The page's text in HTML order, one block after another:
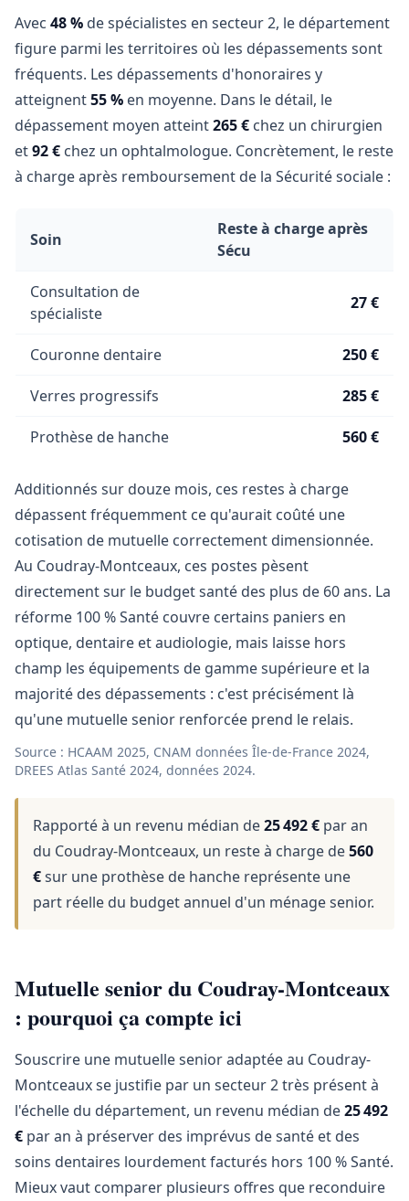
Avec 48 % de spécialistes en secteur 2, le département
figure parmi les territoires où les dépassements sont
fréquents. Les dépassements d'honoraires y
atteignent55 % en moyenne. Dans le détail, le
dépassement moyen atteint265 € chez un chirurgien
et92 € chez un ophtalmologue. Concrètement, le reste
à charge après remboursement de la Sécurité sociale :
Soin
Reste à charge après
Sécu
Consultation de
spécialiste
27 €
Couronne dentaire 250 €
Verres progressifs 285 €
Prothèse de hanche 560 €
Additionnés sur douze mois, ces restes à charge
dépassent fréquemment ce qu'aurait coûté une
cotisation de mutuelle correctement dimensionnée.
Au Coudray-Montceaux, ces postes pèsent
directement sur le budget santé des plus de 60 ans. La
réforme 100 % Santé couvre certains paniers en
optique, dentaire et audiologie, mais laisse hors
champ les équipements de gamme supérieure et la
majorité des dépassements : c'est précisément là
qu'une mutuelle senior renforcée prend le relais.
Source : HCAAM 2025, CNAM données Île-de-France 2024,
DREES Atlas Santé 2024, données 2024.
Rapporté à un revenu médian de25 492 € par an
du Coudray-Montceaux, un reste à charge de560
€sur une prothèse de hanche représente une
part réelle du budget annuel d'un ménage senior.
Mutuelle senior du Coudray-Montceaux
: pourquoi ça compte ici
Souscrire une mutuelle senior adaptée au Coudray-
Montceaux se justifie par un secteur 2 très présent à
l'échelle du département, un revenu médian de25 492
€ par an à préserver des imprévus de santé et des
soins dentaires lourdement facturés hors 100 % Santé.
Mieux vaut comparer plusieurs offres que reconduire